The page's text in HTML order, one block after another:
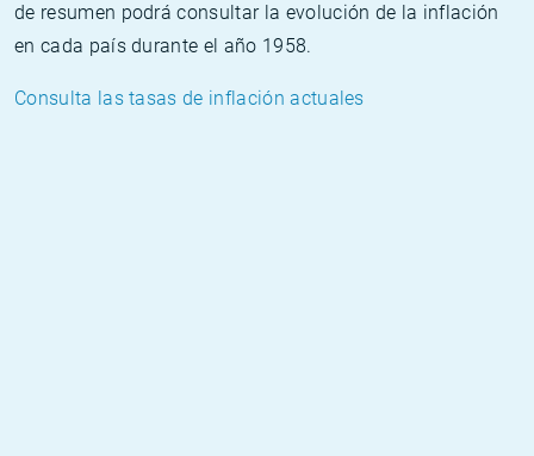
de resumen podrá consultar la evolución de la inflación
en cada país durante el año 1958.
Consulta las tasas de inflación actuales